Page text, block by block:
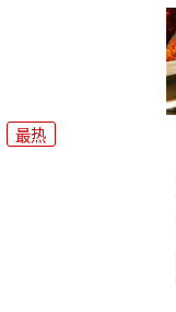
最热